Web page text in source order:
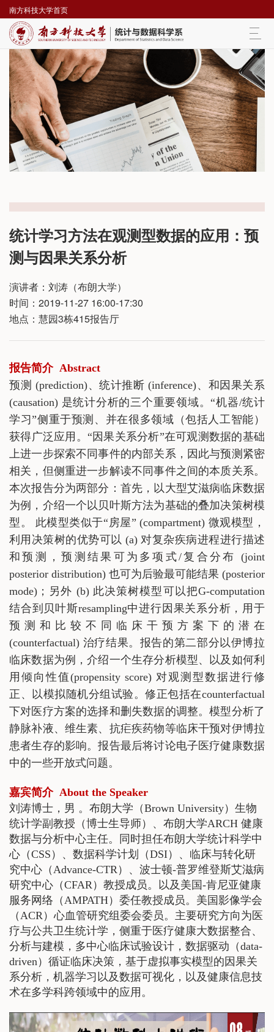
南方科技大学首页
统计学习方法在观测型数据的应用：预
测与因果关系分析
演讲者：刘涛（布朗大学）
时间：2019-11-27 16:00-17:30
地点：慧园3栋415报告厅
报告简介 Abstract
预测 (prediction)、统计推断 (inference)、和因果关系
(causation) 是统计分析的三个重要领域。“机器/统计
学习”侧重于预测、并在很多领域（包括人工智能）
获得广泛应用。“因果关系分析”在可观测数据的基础
上进一步探索不同事件的内部关系，因此与预测紧密
相关，但侧重进一步解读不同事件之间的本质关系。
本次报告分为两部分：首先，以大型艾滋病临床数据
为例，介绍一个以贝叶斯方法为基础的叠加决策树模
型。 此模型类似于“房屋” (compartment) 微观模型，
利用决策树的优势可以 (a) 对复杂疾病进程进行描述
和预测，预测结果可为多项式/复合分布 (joint
posterior distribution) 也可为后验最可能结果 (posterior
mode)；另外 (b) 此决策树模型可以把G-computation
结合到贝叶斯resampling中进行因果关系分析，用于
预测和比较不同临床干预方案下的潜在
(counterfactual) 治疗结果。报告的第二部分以伊博拉
临床数据为例，介绍一个生存分析模型、以及如何利
用倾向性值(propensity score) 对观测型数据进行修
正、以模拟随机分组试验。修正包括在counterfactual
下对医疗方案的选择和删失数据的调整。模型分析了
静脉补液、维生素、抗疟疾药物等临床干预对伊博拉
患者生存的影响。报告最后将讨论电子医疗健康数据
中的一些开放式问题。
嘉宾简介 About the Speaker
刘涛博士，男 。布朗大学（Brown University）生物
统计学副教授（博士生导师）、布朗大学ARCH 健康
数据与分析中心主任。同时担任布朗大学统计科学中
心（CSS）、数据科学计划（DSI）、临床与转化研
究中心（Advance-CTR）、波士顿-普罗维登斯艾滋病
研究中心（CFAR）教授成员。以及美国-肯尼亚健康
服务网络（AMPATH）委任教授成员。美国影像学会
（ACR）心血管研究组委会委员。主要研究方向为医
疗与公共卫生统计学，侧重于医疗健康大数据整合、
分析与建模，多中心临床试验设计，数据驱动（data-
driven）循证临床决策，基于虚拟事实模型的因果关
系分析，机器学习以及数据可视化，以及健康信息技
术在多学科跨领域中的应用。